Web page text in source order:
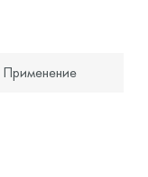
Применение